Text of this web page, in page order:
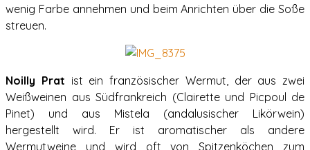
wenig Farbe annehmen und beim Anrichten über die Soße
streuen.
Noilly Prat ist ein französischer Wermut, der aus zwei
Weißweinen aus Südfrankreich (Clairette und Picpoul de
Pinet) und aus Mistela (andalusischer Likörwein)
hergestellt wird. Er ist aromatischer als andere
Wermutweine und wird oft von Spitzenköchen zum